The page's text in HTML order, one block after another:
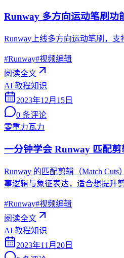
Runway 多方向运动笔刷功
Runway上线多方向运动笔刷，
#Runway#视频编辑
阅读全文
AI 教程知识
2023年12月15日
0 条评论
零重力瓦力
一分钟学会 Runway 匹配剪
Runway 的匹配剪辑（Match
事逻辑与象征表达，适合想提升
#Runway#视频编辑
阅读全文
AI 教程知识
2023年11月20日